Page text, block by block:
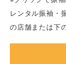
レンタル振袖・
の店舗または下